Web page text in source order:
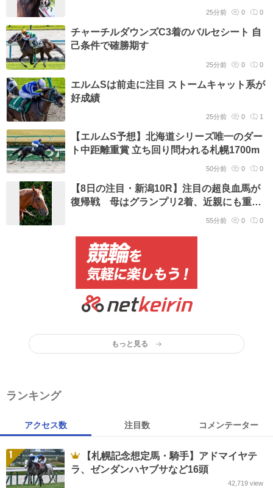
25分前 0 0
チャーチルダウンズC3着のバルセシート 自
己条件で確勝期す
25分前 0 0
エルムSは前走に注目 ストームキャット系が
好成績
25分前 0 1
【エルムS予想】北海道シリーズ唯一のダー
ト中距離重賞 立ち回り問われる札幌1700m
50分前 0 0
【8日の注目・新潟10R】注目の超良血馬が
復帰戦 母はグランプリ2着、近親にも重賞
55分前 0 0
もっと見る
ランキング
アクセス数 注目数 コメンテーター
1
【札幌記念想定馬・騎手】アドマイヤテ
ラ、ゼンダンハヤブサなど16頭
42,719 view